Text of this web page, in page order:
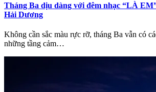
Tháng Ba dịu dàng với đêm nhạc “LÀ
Hải Dương
Không cần sắc màu rực rỡ, tháng Ba vẫn có
những tầng cảm…